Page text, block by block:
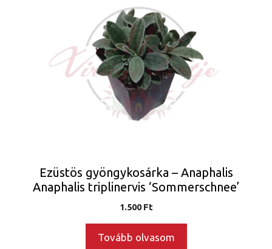
Ezüstös gyöngykosárka – Anaphalis
Anaphalis triplinervis ‘Sommerschnee’
1.500Ft
Tovább olvasom